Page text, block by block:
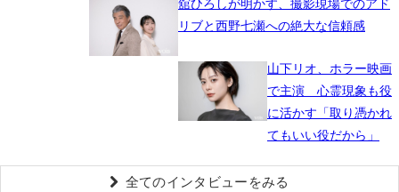
舘ひろしが明かす、撮影現場でのアド
リブと西野七瀬への絶大な信頼感
山下リオ、ホラー映画
で主演 心霊現象も役
に活かす「取り憑かれ
てもいい役だから」
全てのインタビューをみる